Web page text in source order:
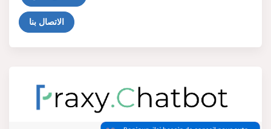
الاتصال بنا